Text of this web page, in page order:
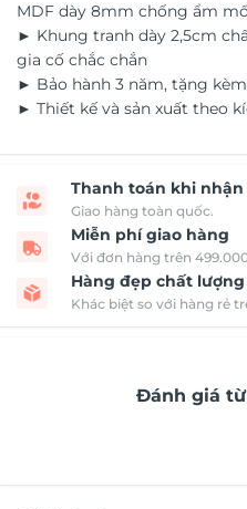
MDF dày 8mm chống ẩm
► Khung tranh dày 2,5cm
gia cố chắc chắn
► Bảo hành 3 năm, tặng
► Thiết kế và sản xuất theo
Thanh toán khi nhận
Giao hàng toàn quốc.
Miễn phí giao hàng
Với đơn hàng trên
Hàng đẹp chất lượng
Khác biệt so với hàng rẻ
Đánh giá